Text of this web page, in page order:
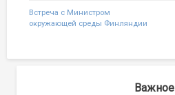
Навигация
Встреча с Министром
окружающей среды Финляндии
Важное